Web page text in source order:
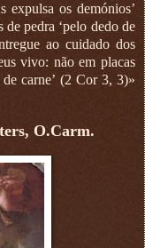
expulsa os demónios’
pedra ‘pelo dedo de
ao cuidado dos
vivo: não em placas
carne’ (2 Cor 3, 3)»
O.Carm.